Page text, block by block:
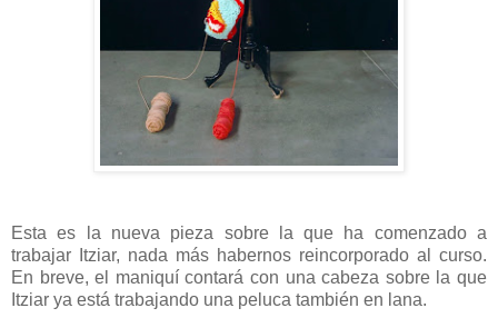
Esta es la nueva pieza sobre la que ha comenzado a
trabajar Itziar, nada más habernos reincorporado al curso.
En breve, el maniquí contará con una cabeza sobre la que
Itziar ya está trabajando una peluca también en lana.